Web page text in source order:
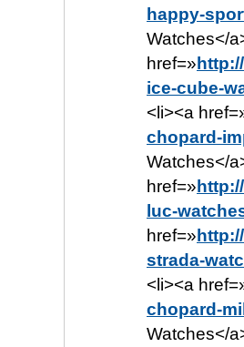
happy-
Watches</
href=»
ice-cube-
<li><a
chopard-
Watches</
href=»
luc-
href=»
strada-
<li><a
chopard-
Watches</